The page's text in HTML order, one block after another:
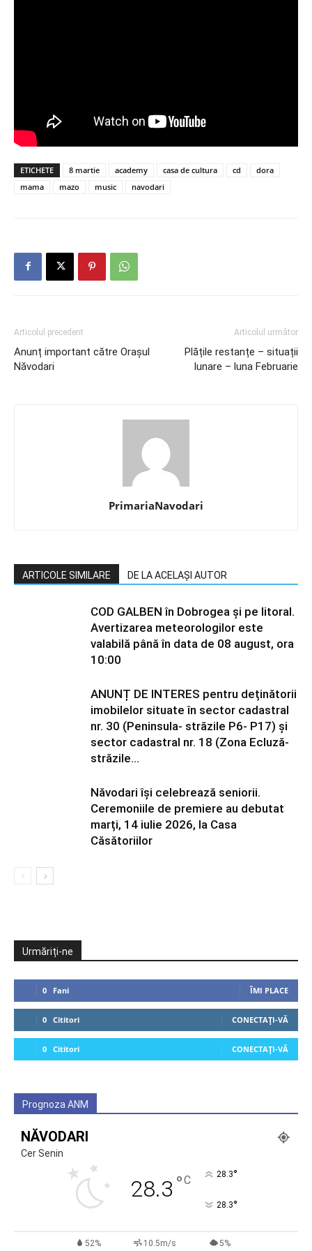
ETICHETE 8 martie academy casa de cultura cd
dora
mama
mazo music navodari
Articolul precedent
Anunț important către Orașul
Năvodari
Articolul următor
Plățile restanțe – situații
lunare – luna Februarie
PrimariaNavodari
ARTICOLE SIMILARE DE LA ACELAȘI AUTOR
COD GALBEN în Dobrogea și pe litoral.
Avertizarea meteorologilor este
valabilă până în data de 08 august, ora
10:00
ANUNȚ DE INTERES pentru deținătorii
imobilelor situate în sector cadastral
nr. 30 (Peninsula- străzile P6- P17) și
sector cadastral nr. 18 (Zona Ecluză-
străzile...
Năvodari își celebrează seniorii.
Ceremoniile de premiere au debutat
marți, 14 iulie 2026, la Casa
Căsătoriilor
Urmăriți-ne
0 Fani ÎMI PLACE
0 Cititori CONECTAȚI-VĂ
0 Cititori CONECTAȚI-VĂ
Prognoza ANM
NĂVODARI
Cer Senin
28.3 °C 28.3°
28.3°
52% 10.5m/s 5%